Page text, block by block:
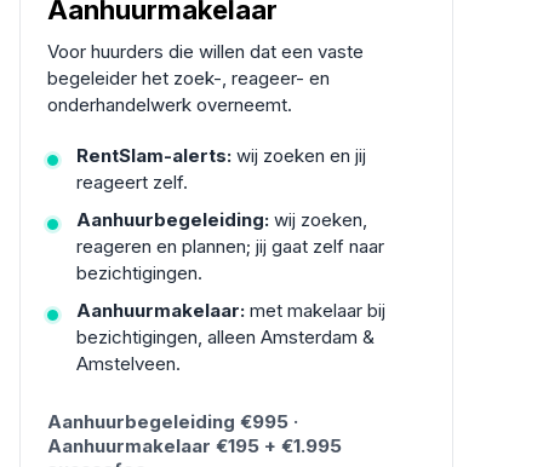
Aanhuurmakelaar
Voor huurders die willen dat een vaste
begeleider het zoek-, reageer- en
onderhandelwerk overneemt.
RentSlam-alerts: wij zoeken en jij
reageert zelf.
Aanhuurbegeleiding: wij zoeken,
reageren en plannen; jij gaat zelf naar
bezichtigingen.
Aanhuurmakelaar: met makelaar bij
bezichtigingen, alleen Amsterdam &
Amstelveen.
Aanhuurbegeleiding €995 ·
Aanhuurmakelaar €195 + €1.995